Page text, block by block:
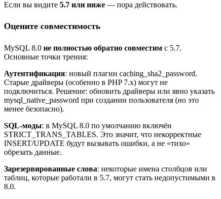
Если вы видите 5.7 или ниже — пора действовать.
Оцените совместимость
MySQL 8.0 не полностью обратно совместим с 5.7.
Основные точки трения:
Аутентификация: новый плагин caching_sha2_password.
Старые драйверы (особенно в PHP 7.x) могут не
подключиться. Решение: обновить драйверы или явно указать
mysql_native_password при создании пользователя (но это
менее безопасно).
SQL-моды: в MySQL 8.0 по умолчанию включён
STRICT_TRANS_TABLES. Это значит, что некорректные
INSERT/UPDATE будут вызывать ошибки, а не «тихо»
обрезать данные.
Зарезервированные слова: некоторые имена столбцов или
таблиц, которые работали в 5.7, могут стать недопустимыми в
8.0.